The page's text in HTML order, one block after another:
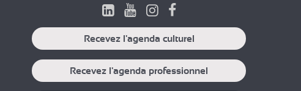
Recevez l'agenda culturel
Recevez l'agenda professionnel